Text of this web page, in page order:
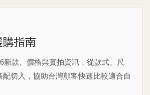
購指南
新款、價格與實拍資訊，從款式、尺
切入，協助台灣顧客快速比較適合自